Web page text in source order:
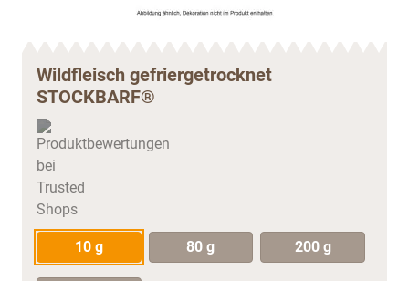
Wildfleisch gefriergetrocknet
STOCKBARF®
10 g 80 g 200 g